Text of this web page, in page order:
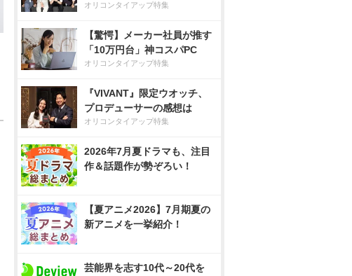
オリコンタイアップ特集
【驚愕】メーカー社員が推す
「10万円台」神コスパPC
オリコンタイアップ特集
『VIVANT』限定ウオッチ、
プロデューサーの感想は
オリコンタイアップ特集
2026年7月夏ドラマも、注目
作＆話題作が勢ぞろい！
【夏アニメ2026】7月期夏の
新アニメを一挙紹介！
芸能界を志す10代～20代を